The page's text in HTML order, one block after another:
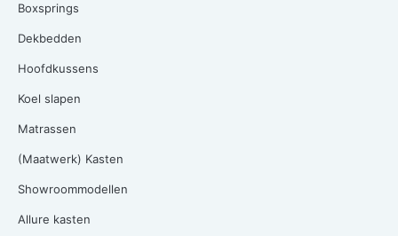
Boxsprings
Dekbedden
Hoofdkussens
Koel slapen
Matrassen
(Maatwerk) Kasten
Showroommodellen
Allure kasten